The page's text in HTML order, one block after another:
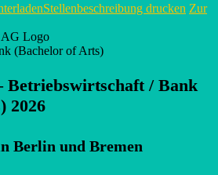
Stellenbeschreibung drucken Zur
Betriebswirtschaft / Bank
2026
Berlin und Bremen